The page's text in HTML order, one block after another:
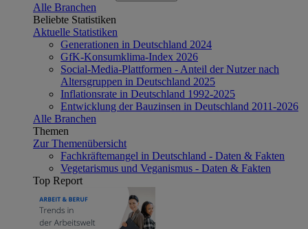
Alle Branchen
Beliebte Statistiken
Aktuelle Statistiken
Generationen in Deutschland 2024
GfK-Konsumklima-Index 2026
Social-Media-Plattformen - Anteil der Nutzer nach
Altersgruppen in Deutschland 2025
Inflationsrate in Deutschland 1992-2025
Entwicklung der Bauzinsen in Deutschland 2011-2026
Alle Branchen
Themen
Zur Themenübersicht
Fachkräftemangel in Deutschland - Daten & Fakten
Vegetarismus und Veganismus - Daten & Fakten
Top Report